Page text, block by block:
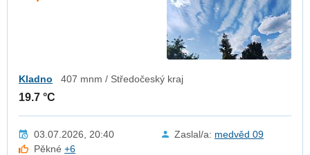
Kladno 407 mnm / Středočeský kraj
19.7 °C
03.07.2026, 20:40 Zaslal/a: medvěd 09
Pěkné+6